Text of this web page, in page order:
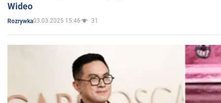
Wideo
Rozrywka03.03.2025 15:46 31